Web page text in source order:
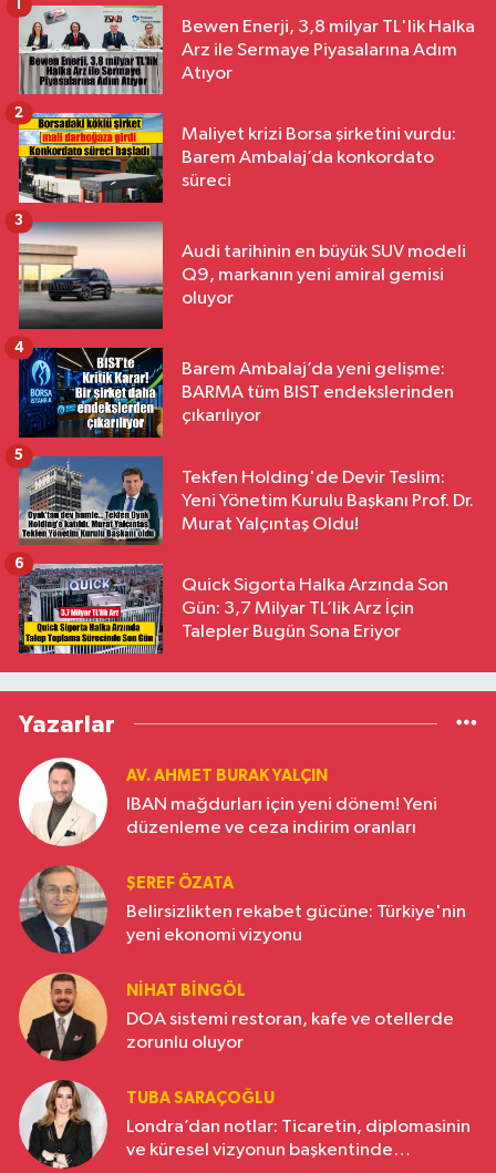
Bewen Enerji, 3,8 milyar TL'lik Halka
Arz ile Sermaye Piyasalarına Adım
Atıyor
Maliyet krizi Borsa şirketini vurdu:
Barem Ambalaj’da konkordato
süreci
2
Audi tarihinin en büyük SUV modeli
Q9, markanın yeni amiral gemisi
oluyor
3
Barem Ambalaj’da yeni gelişme:
BARMA tüm BIST endekslerinden
çıkarılıyor
4
Tekfen Holding'de Devir Teslim:
Yeni Yönetim Kurulu Başkanı Prof. Dr.
Murat Yalçıntaş Oldu!
5
Quick Sigorta Halka Arzında Son
Gün: 3,7 Milyar TL’lik Arz İçin
Talepler Bugün Sona Eriyor
6
Yazarlar
AV. AHMET BURAK YALÇIN
IBAN mağdurları için yeni dönem! Yeni
düzenleme ve ceza indirim oranları
ŞEREF ÖZATA
Belirsizlikten rekabet gücüne: Türkiye'nin
yeni ekonomi vizyonu
NIHAT BINGÖL
DOA sistemi restoran, kafe ve otellerde
zorunlu oluyor
TUBA SARAÇOĞLU
Londra’dan notlar: Ticaretin, diplomasinin
ve küresel vizyonun başkentinde